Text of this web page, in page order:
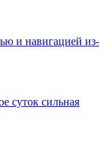
и навигацией из-
суток сильная